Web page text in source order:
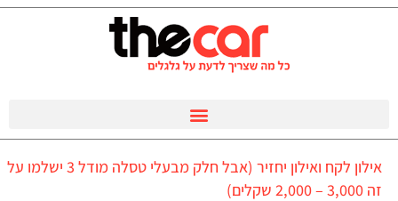
אילון לקח ואילון יחזיר (אבל חלק מבעלי טסלה מודל 3 ישלמו על
זה 3,000 – 2,000 שקלים)